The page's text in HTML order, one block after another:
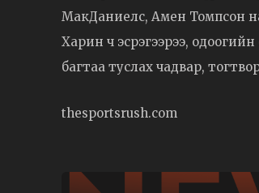
МакДаниелс, Амен Томпсон
Харин ч эсрэгээрээ,
багтаа туслах чадвар,
thesportsrush.com